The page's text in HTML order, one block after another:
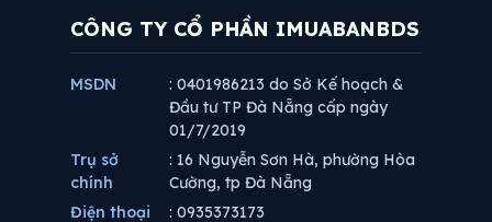
CÔNG TY CỔ PHẦN IMUABANBDS
MSDN
: 0401986213 do Sở Kế hoạch &
Đầu tư TP Đà Nẵng cấp ngày
01/7/2019
Trụ sở
chính
: 16 Nguyễn Sơn Hà, phường Hòa
Cường, tp Đà Nẵng
Điện thoại
: 0935373173